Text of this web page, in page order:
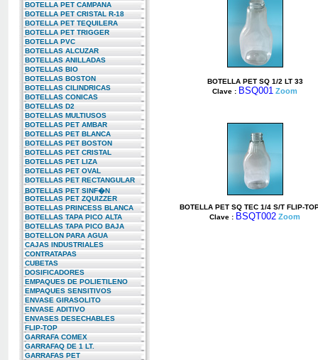
BOTELLA PET CAMPANA
BOTELLA PET CRISTAL R-18
BOTELLA PET TEQUILERA
BOTELLA PET TRIGGER
BOTELLA PVC
BOTELLAS ALCUZAR
BOTELLAS ANILLADAS
BOTELLAS BIO
BOTELLAS BOSTON
BOTELLAS CILINDRICAS
BOTELLAS CONICAS
BOTELLAS D2
BOTELLAS MULTIUSOS
BOTELLAS PET AMBAR
BOTELLAS PET BLANCA
BOTELLAS PET BOSTON
BOTELLAS PET CRISTAL
BOTELLAS PET LIZA
BOTELLAS PET OVAL
BOTELLAS PET RECTANGULAR
BOTELLAS PET SINF�N
BOTELLAS PET ZQUIZZER
BOTELLAS PRINCESS BLANCA
BOTELLAS TAPA PICO ALTA
BOTELLAS TAPA PICO BAJA
BOTELLON PARA AGUA
CAJAS INDUSTRIALES
CONTRATAPAS
CUBETAS
DOSIFICADORES
EMPAQUES DE POLIETILENO
EMPAQUES SENSITIVOS
ENVASE GIRASOLITO
ENVASE ADITIVO
ENVASES DESECHABLES
FLIP-TOP
GARRAFA COMEX
GARRAFAQ DE 1 LT.
GARRAFAS PET
BOTELLA PET SQ 1/2 LT 33
Clave : BSQ001 Zoom
BOTELLA PET SQ TEC 1/4 S/T FLIP-
Clave : BSQT002 Zoom